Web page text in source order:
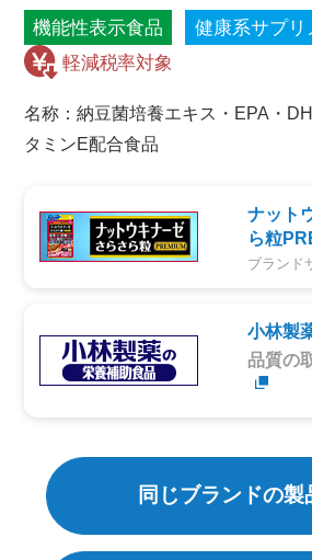
機能性表示食品 健康系サプリ
名称：納豆菌培養エキス・EPA・
タミンE配合食品
ナット
ら粒
ブランド
小林製
品質の
同じブランドの製